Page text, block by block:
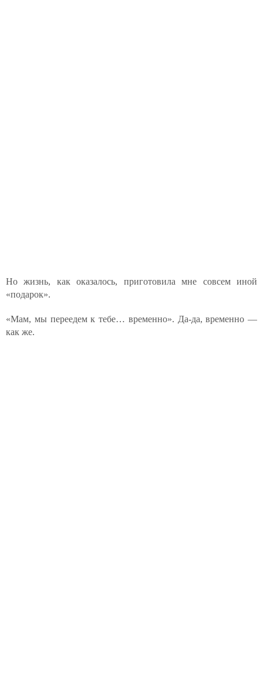
Но жизнь, как оказалось, приготовила мне совсем иной
«подарок».
«Мам, мы переедем к тебе… временно». Да-да, временно —
как же.